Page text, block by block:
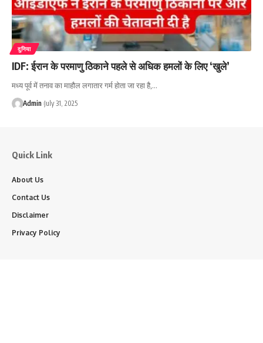
दुनिया
IDF: ईरान के परमाणु ठिकाने पहले से अधिक हमलों के लिए ‘खुले’
मध्य पूर्व में तनाव का माहौल लगातार गर्म होता जा रहा है,…
Admin July 31, 2025
Quick Link
About Us
Contact Us
Disclaimer
Privacy Policy